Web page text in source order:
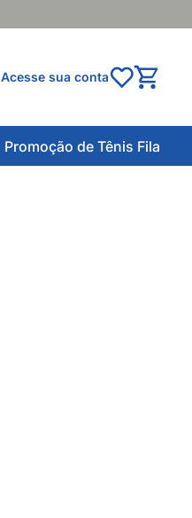
Acesse sua conta
Promoção de Tênis Fila